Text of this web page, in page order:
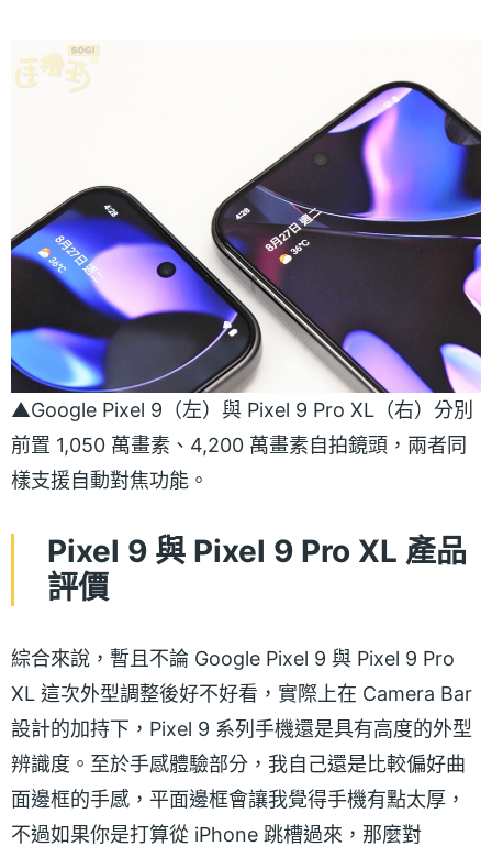
▲Google Pixel 9（左）與 Pixel 9 Pro XL（右）分別
前置 1,050 萬畫素、4,200 萬畫素自拍鏡頭，兩者同
樣支援自動對焦功能。
Pixel 9 與 Pixel 9 Pro XL 產品
評價
綜合來說，暫且不論 Google Pixel 9 與 Pixel 9 Pro
XL 這次外型調整後好不好看，實際上在 Camera Bar
設計的加持下，Pixel 9 系列手機還是具有高度的外型
辨識度。至於手感體驗部分，我自己還是比較偏好曲
面邊框的手感，平面邊框會讓我覺得手機有點太厚，
不過如果你是打算從 iPhone 跳槽過來，那麼對